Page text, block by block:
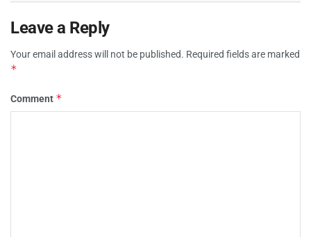
Leave a Reply
Your email address will not be published. Required fields are marked
*
Comment *